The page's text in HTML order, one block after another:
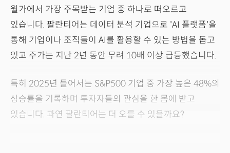
월가에서 가장 주목받는 기업 중 하나로 떠오르고
있습니다. 팔란티어는 데이터 분석 기업으로 'AI 플랫폼'을
통해 기업이나 조직들이 AI를 활용할 수 있는 방법을 돕고
있고 주가는 지난 2년 동안 무려 10배 이상 급등했습니다.
특히 2025년 들어서는 S&P500 기업 중 가장 높은 48%의
상승률을 기록하며 투자자들의 관심을 한 몸에 받고
있습니다. 과연 팔란티어는 더 오를 수 있을까요?